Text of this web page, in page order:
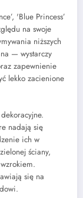
'Blue Princess’
na swoje
niższych
— wystarczy
zapewnienie
lekko zacienione
nadają się
ich w
ściany,
się na